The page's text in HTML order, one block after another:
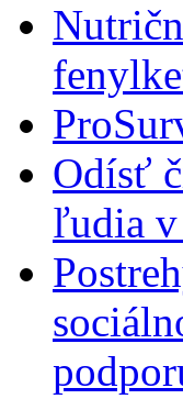
Odísť
ľudia v